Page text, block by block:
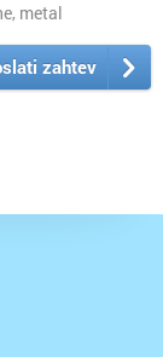
metal
zahtev